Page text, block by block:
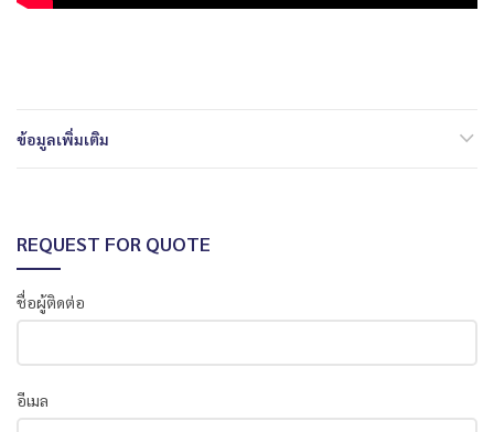
ข้อมูลเพิ่มเติม
REQUEST FOR QUOTE
ชื่อผู้ติดต่อ
อีเมล